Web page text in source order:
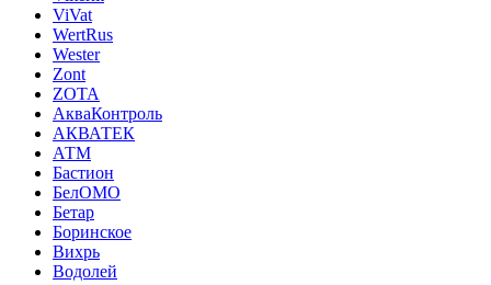
ViVat
WertRus
Wester
Zont
ZOTA
АкваКонтроль
АКВАТЕК
АТМ
Бастион
БелОМО
Бетар
Боринское
Вихрь
Водолей